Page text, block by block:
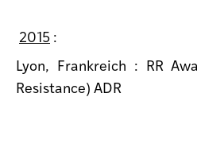
2015 :
Lyon, Frankreich : RR
Resistance) ADR